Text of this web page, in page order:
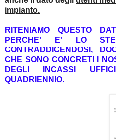
impianto.
RITENIAMO QUESTO
PERCHE' E' LO
CONTRADDICENDOSI,
CHE SONO CONCRETI I
DEGLI INCASSI
QUADRIENNIO.